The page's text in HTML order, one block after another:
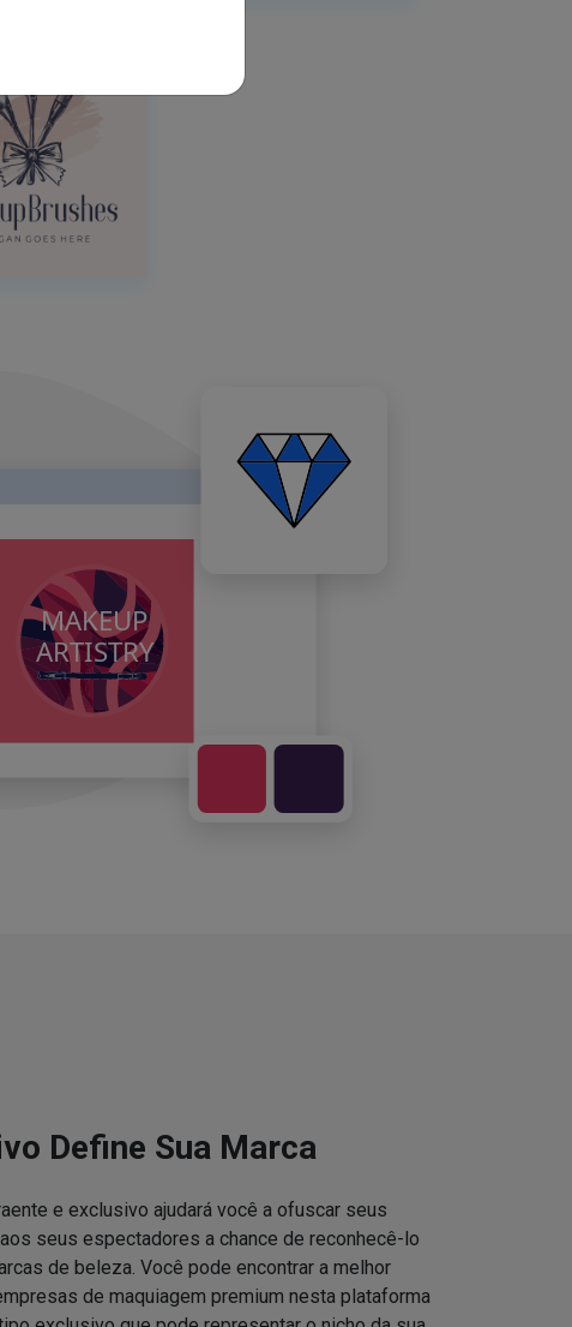
Define Sua Marca
e exclusivo ajudará você a ofuscar seus
seus espectadores a chance de reconhecê-lo
de beleza. Você pode encontrar a melhor
de maquiagem premium nesta plataforma